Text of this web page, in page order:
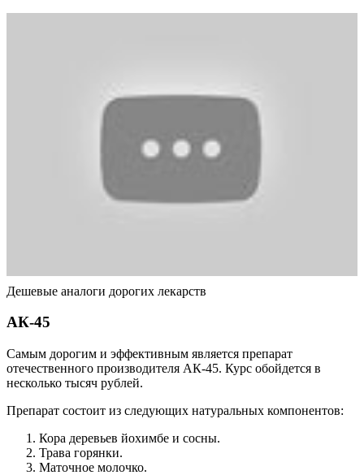
Дешевые аналоги дорогих лекарств
АК-45
Самым дорогим и эффективным является препарат
отечественного производителя АК-45. Курс обойдется в
несколько тысяч рублей.
Препарат состоит из следующих натуральных компонентов:
Кора деревьев йохимбе и сосны.
Трава горянки.
Маточное молочко.